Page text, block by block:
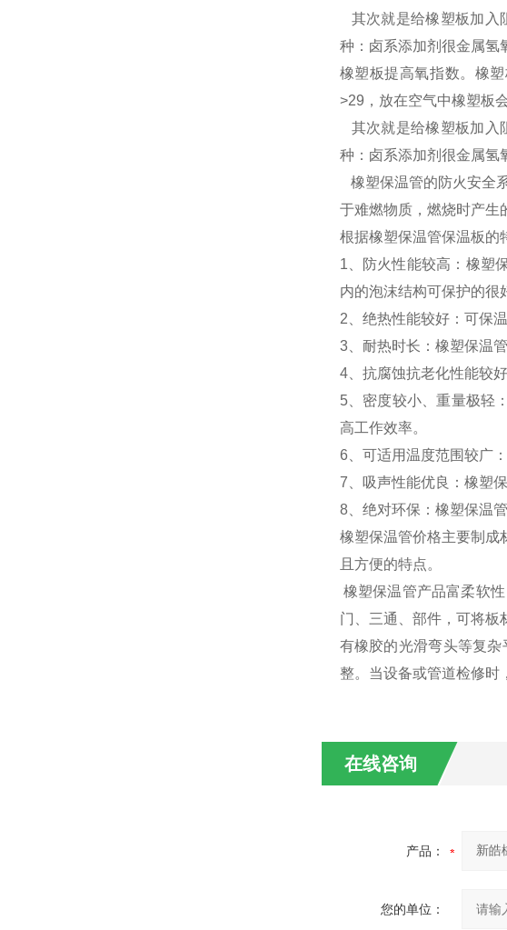
其次就是给橡塑板加入
种：卤系添加剂很金属氢
橡塑板提高氧指数。橡
>29，放在空气中橡塑板
其次就是给橡塑板加入
种：卤系添加剂很金属氢
橡塑保温管的防火安全
于难燃物质，燃烧时产生
根据橡塑保温管保温板的
1、防火性能较高：橡塑
内的泡沫结构可保护的很
2、绝热性能较好：可保
3、耐热时长：橡塑保温
4、抗腐蚀抗老化性能较
5、密度较小、重量极轻
高工作效率。
6、可适用温度范围较广
7、吸声性能优良：橡塑
8、绝对环保：橡塑保温
橡塑保温管价格主要制成
且方便的特点。
橡塑保温管产品富柔软
门、三通、部件，可将板
有橡胶的光滑弯头等复
整。当设备或管道检修时
在线咨询
产品：
您的单位：